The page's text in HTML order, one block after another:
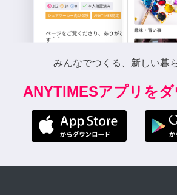
みんなでつくる、新しい暮
ANYTIMESアプリを